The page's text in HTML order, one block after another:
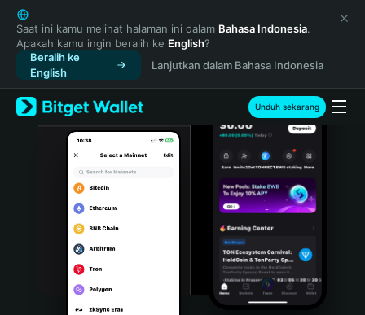
English
日本語
Tiếng Việt
Русский
Español (Latinoamérica)
Türkçe
Italiano
Português (Portugal)
Bahasa Indonesia
Saat ini kamu melihat halaman ini dalam Bahasa Indonesia.
Apakah kamu ingin beralih ke English?
Beralih ke
English
Lanjutkan dalam Bahasa Indonesia
Unduh sekarang